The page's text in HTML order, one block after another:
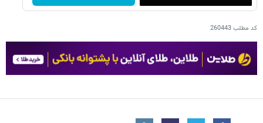
کد مطلب260443